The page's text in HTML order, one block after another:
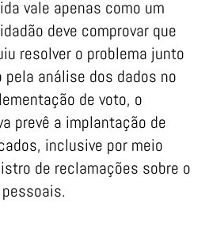
vale apenas como um
deve comprovar que
resolver o problema junto
análise dos dados no
de voto, o
prevê a implantação de
inclusive por meio
de reclamações sobre o